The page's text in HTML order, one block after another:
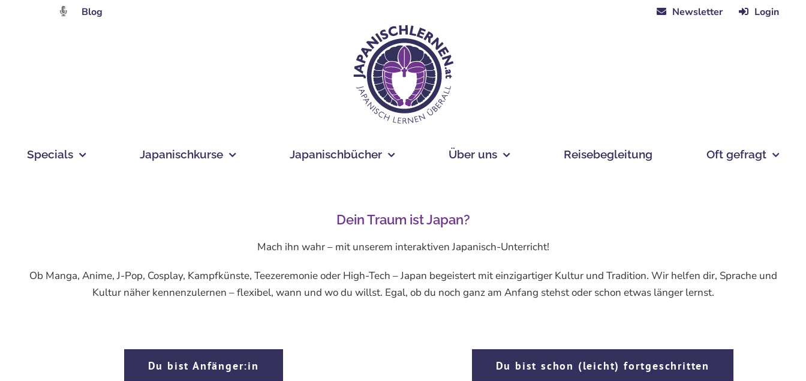
Blog Newsletter Login
Specials Japanischkurse Japanischbücher Über uns Reisebegleitung Oft gefragt
Dein Traum ist Japan?
Mach ihn wahr – mit unserem interaktiven Japanisch-Unterricht!
Ob Manga, Anime, J-Pop, Cosplay, Kampfkünste, Teezeremonie oder High-Tech – Japan begeistert mit einzigartiger Kultur und Tradition. Wir helfen dir, Sprache und
Kultur näher kennenzulernen – flexibel, wann und wo du willst. Egal, ob du noch ganz am Anfang stehst oder schon etwas länger lernst.
Du bist Anfänger:in Du bist schon (leicht) fortgeschritten